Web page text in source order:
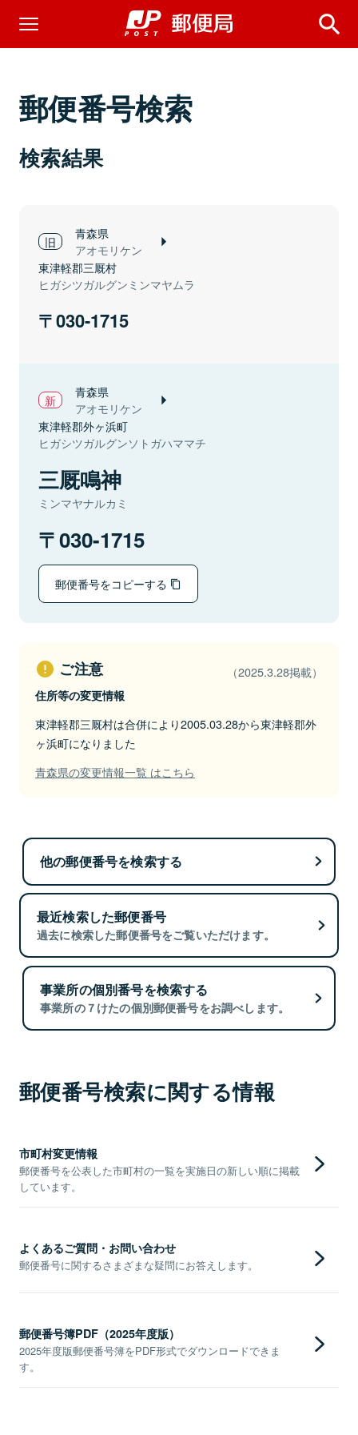
郵便番号検索
検索結果
青森県
アオモリケン
東津軽郡三厩村
ヒガシツガルグンミンマヤムラ
030-1715
青森県
アオモリケン
東津軽郡外ヶ浜町
ヒガシツガルグンソトガハママチ
三厩鳴神
ミンマヤナルカミ
030-1715
郵便番号をコピーする
ご注意 （2025.3.28掲載）
住所等の変更情報
東津軽郡三厩村は合併により2005.03.28から東津軽郡外
ヶ浜町になりました
青森県の変更情報一覧 はこちら
他の郵便番号を検索する
最近検索した郵便番号
過去に検索した郵便番号をご覧いただけます。
事業所の個別番号を検索する
事業所の７けたの個別郵便番号をお調べします。
郵便番号検索に関する情報
市町村変更情報
郵便番号を公表した市町村の一覧を実施日の新しい順に掲載
しています。
よくあるご質問・お問い合わせ
郵便番号に関するさまざまな疑問にお答えします。
郵便番号簿PDF（2025年度版）
2025年度版郵便番号簿をPDF形式でダウンロードできま
す。